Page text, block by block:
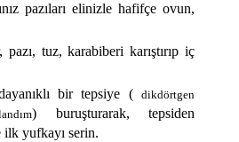
pazıları elinizle hafifçe ovun,
tuz, karabiberi karıştırıp iç
dayanıklı bir tepsiye (dikdörtgen
) buruşturarak, tepsiden
ilk yufkayı serin.